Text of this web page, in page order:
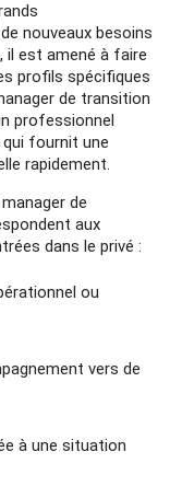
nouveaux besoins
il est amené à faire
profils spécifiques
de transition
professionnel
fournit une
rapidement.
de
aux
dans le privé :
ou
vers de
à une situation